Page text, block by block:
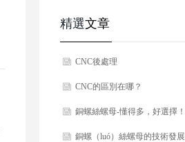
精選文章
CNC後處理
CNC的區別在哪？
銅螺絲螺母-懂得多，好選擇！
銅螺（luó）絲螺母的技術發展